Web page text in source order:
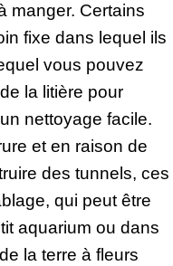
manger. Certains
fixe dans lequel ils
vous pouvez
la litière pour
nettoyage facile.
et en raison de
des tunnels, ces
qui peut être
aquarium ou dans
la terre à fleurs